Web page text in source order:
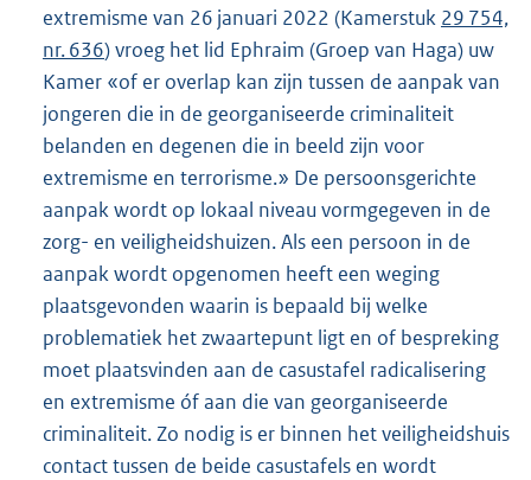
extremisme van 26 januari 2022 (Kamerstuk 29 754,
nr. 636) vroeg het lid Ephraim (Groep van Haga) uw
Kamer «of er overlap kan zijn tussen de aanpak van
jongeren die in de georganiseerde criminaliteit
belanden en degenen die in beeld zijn voor
extremisme en terrorisme.» De persoonsgerichte
aanpak wordt op lokaal niveau vormgegeven in de
zorg- en veiligheidshuizen. Als een persoon in de
aanpak wordt opgenomen heeft een weging
plaatsgevonden waarin is bepaald bij welke
problematiek het zwaartepunt ligt en of bespreking
moet plaatsvinden aan de casustafel radicalisering
en extremisme óf aan die van georganiseerde
criminaliteit. Zo nodig is er binnen het veiligheidshuis
contact tussen de beide casustafels en wordt